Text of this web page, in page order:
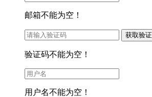
邮箱不能为空！
验证码不能为空！
用户名不能为空！